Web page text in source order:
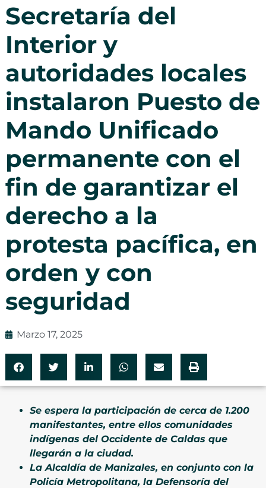
Secretaría del
Interior y
autoridades locales
instalaron Puesto de
Mando Unificado
permanente con el
fin de garantizar el
derecho a la
protesta pacífica, en
orden y con
seguridad
Marzo 17, 2025
Se espera la participación de cerca de 1.200
manifestantes, entre ellos comunidades
indígenas del Occidente de Caldas que
llegarán a la ciudad.
La Alcaldía de Manizales, en conjunto con la
Policía Metropolitana, la Defensoría del